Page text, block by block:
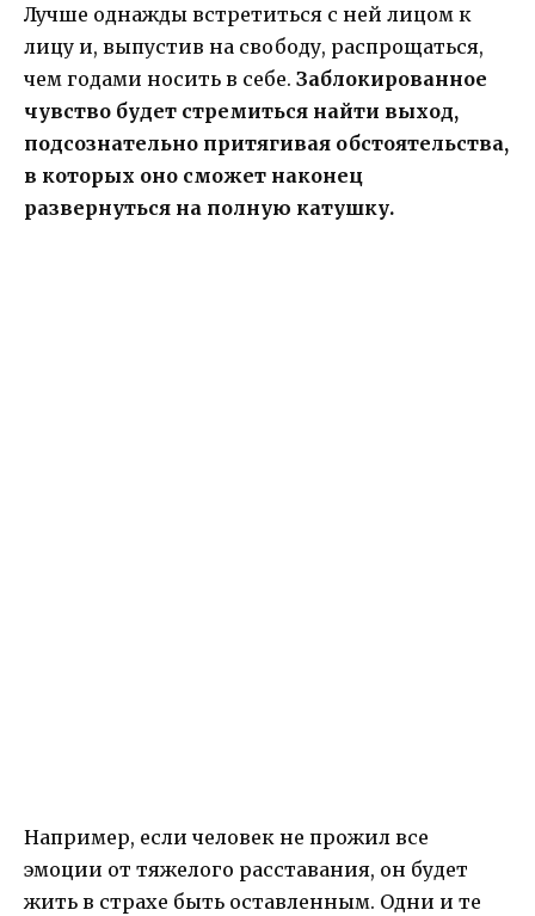
Лучше однажды встретиться с ней лицом к
лицу и, выпустив на свободу, распрощаться,
чем годами носить в себе. Заблокированное
чувство будет стремиться найти выход,
подсознательно притягивая обстоятельства,
в которых оно сможет наконец
развернуться на полную катушку.
Например, если человек не прожил все
эмоции от тяжелого расставания, он будет
жить в страхе быть оставленным. Одни и те